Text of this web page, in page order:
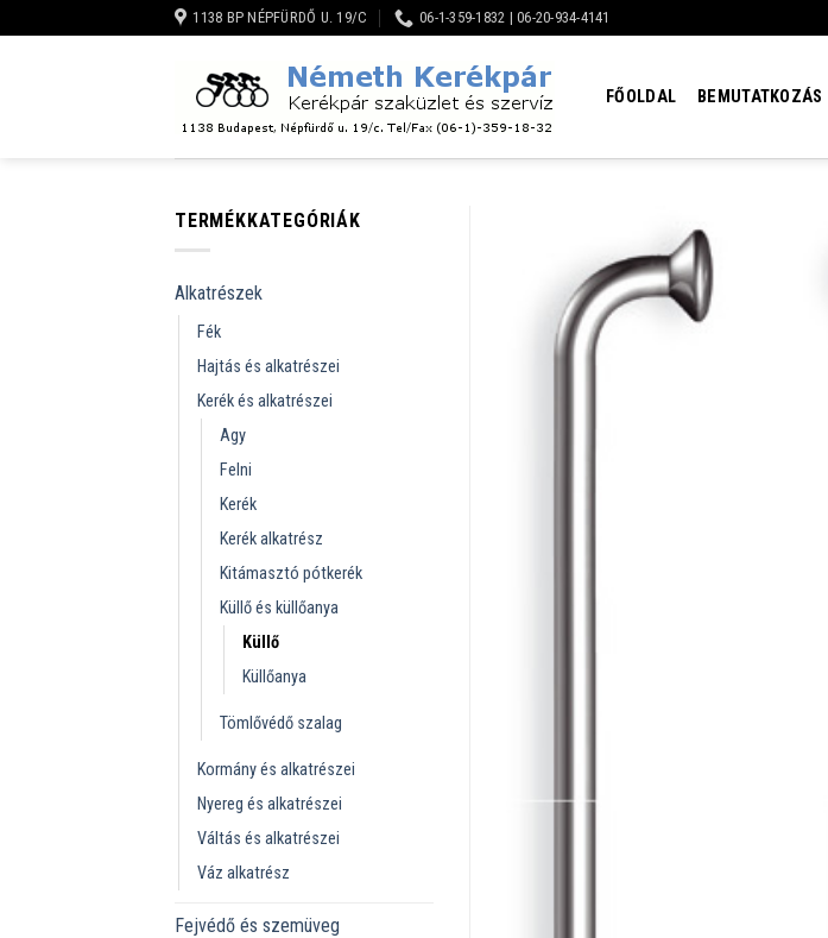
to
1138 BP NÉPFÜRDŐ U. 19/C 06-1-359-1832 | 06-20-934-4141
FŐOLDAL BEMUTATKOZÁS
TERMÉKKATEGÓRIÁK
Alkatrészek
Fék
Hajtás és alkatrészei
Kerék és alkatrészei
Agy
Felni
Kerék
Kerék alkatrész
Kitámasztó pótkerék
Küllő és küllőanya
Küllő
Küllőanya
Tömlővédő szalag
Kormány és alkatrészei
Nyereg és alkatrészei
Váltás és alkatrészei
Váz alkatrész
Fejvédő és szemüveg